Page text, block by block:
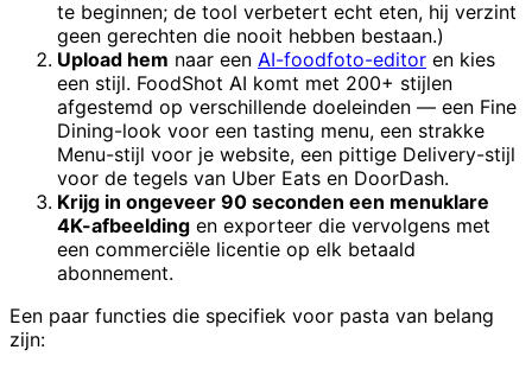
te beginnen; de tool verbetert echt eten, hij verzint
geen gerechten die nooit hebben bestaan.)
Upload hem naar een AI-foodfoto-editor en kies
een stijl. FoodShot AI komt met 200+ stijlen
afgestemd op verschillende doeleinden — een Fine
Dining-look voor een tasting menu, een strakke
Menu-stijl voor je website, een pittige Delivery-stijl
voor de tegels van Uber Eats en DoorDash.
Krijg in ongeveer 90 seconden een menuklare
4K-afbeelding en exporteer die vervolgens met
een commerciële licentie op elk betaald
abonnement.
Een paar functies die specifiek voor pasta van belang
zijn: